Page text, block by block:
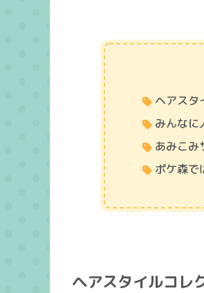
ヘアスタ
みんなに
あみこみ
ポケ森で
ヘアスタイルコレ